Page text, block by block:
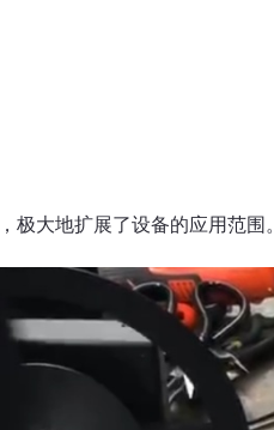
大地扩展了设备的应用范围。